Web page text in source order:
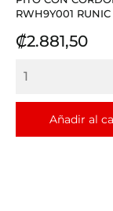
RWH9Y001 RUNIC
Precio
₡2.881,50
Añadir al